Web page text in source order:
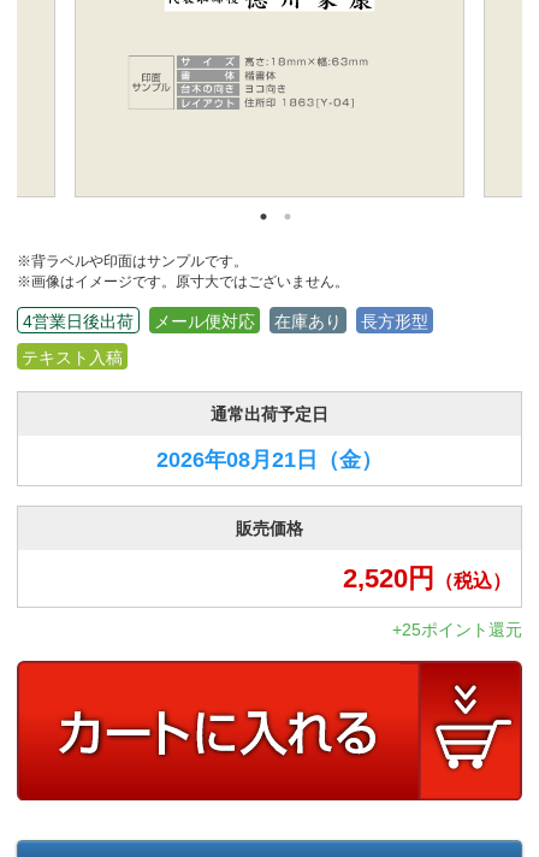
※背ラベルや印面はサンプルです。
※画像はイメージです。原寸大ではございません。
4営業日後出荷 メール便対応 在庫あり
長方形型
テキスト入稿
通常出荷予定日
2026年08月21日 （金）
販売価格
2,520円 （税込）
+25ポイント還元